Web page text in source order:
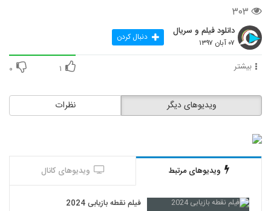
۳۰۳
دانلود فیلم و سریال
۰۷ آبان ۱۳۹۷ دنبال کردن
بیشتر ۱ ۰
نظرات ویدیوهای دیگر
ویدیوهای مرتبط ویدیوهای کانال
فیلم نقطه بازیابی 2024